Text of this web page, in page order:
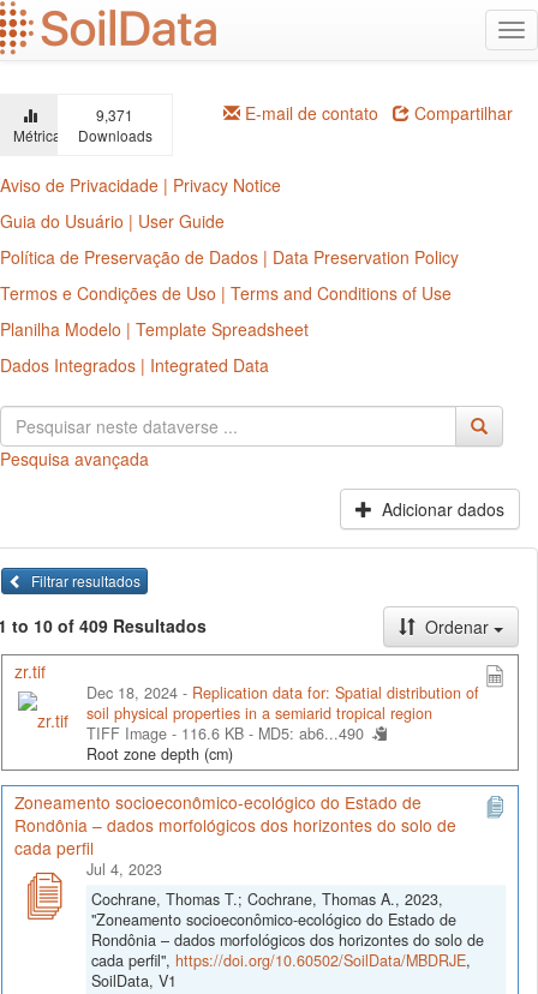
Ir
para
o
principal
Métricas
9,371
Downloads
E-mail de contato Compartilhar
Aviso de Privacidade | Privacy Notice
Guia do Usuário | User Guide
Política de Preservação de Dados | Data Preservation Policy
Termos e Condições de Uso | Terms and Conditions of Use
Planilha Modelo | Template Spreadsheet
Dados Integrados | Integrated Data
Pesquisa avançada
Adicionar dados
Filtrar resultados
to 10 of 409 Resultados
Ordenar
zr.tif
Dec 18, 2024 - Replication data for: Spatial distribution of
soil physical properties in a semiarid tropical region
TIFF Image - 116.6 KB - MD5: ab6...490
Root zone depth (cm)
Zoneamento socioeconômico-ecológico do Estado de
Rondônia – dados morfológicos dos horizontes do solo de
cada perfil
Jul 4, 2023
Cochrane, Thomas T.; Cochrane, Thomas A., 2023,
"Zoneamento socioeconômico-ecológico do Estado de
Rondônia – dados morfológicos dos horizontes do solo de
cada perfil", https://doi.org/10.60502/SoilData/MBDRJE,
SoilData, V1